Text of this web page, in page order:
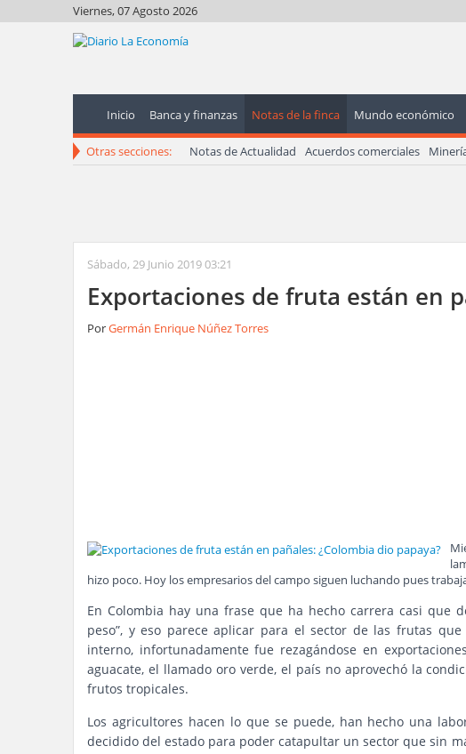
Viernes, 07 Agosto 2026
Inicio Banca y finanzas Notas de la finca Mundo económico
Otras secciones: Notas de Actualidad Acuerdos comerciales
Sábado, 29 Junio 2019 03:21
Exportaciones de fruta están en
PorGermán Enrique Núñez Torres
hizo poco. Hoy los empresarios del campo siguen luchando pues
En Colombia hay una frase que ha hecho carrera casi que
peso”, y eso parece aplicar para el sector de las frutas
interno, infortunadamente fue rezagándose en
aguacate, el llamado oro verde, el país no aprovechó la
frutos tropicales.
Los agricultores hacen lo que se puede, han hecho una
decidido del estado para poder catapultar un sector que sin